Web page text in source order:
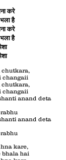
करे
है
करे
है
chutkara,
changaii
chutkara,
changaii
anand deta
anand deta
kare,
bhala hai